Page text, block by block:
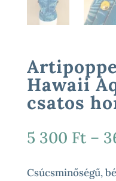
Hawaii
csatos
5 300 Ft –
Csúcsminőségű,